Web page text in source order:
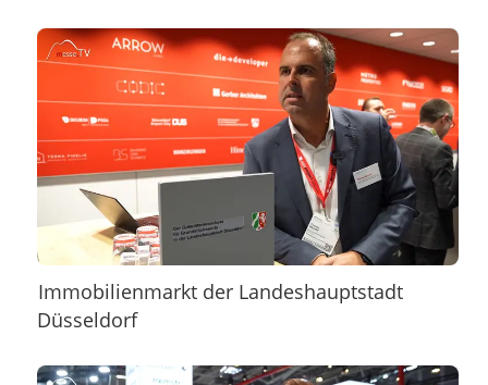
Immobilienmarkt der Landeshauptstadt
Düsseldorf